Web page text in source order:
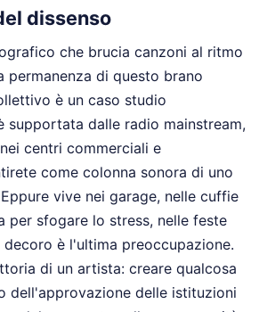
dissenso
che brucia canzoni al ritmo
permanenza di questo brano
è un caso studio
supportata dalle radio mainstream,
centri commerciali e
come colonna sonora di uno
vive nei garage, nelle cuffie
per sfogare lo stress, nelle feste
è l'ultima preoccupazione.
di un artista: creare qualcosa
dell'approvazione delle istituzioni